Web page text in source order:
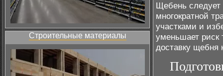
Строительные материалы
Щебень следует
многократной
участками и
уменьшает риск
доставку щебня